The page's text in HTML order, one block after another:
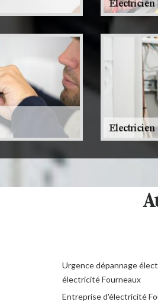
Urgence dépannage
électricité Fourneaux
Entreprise d'électricité